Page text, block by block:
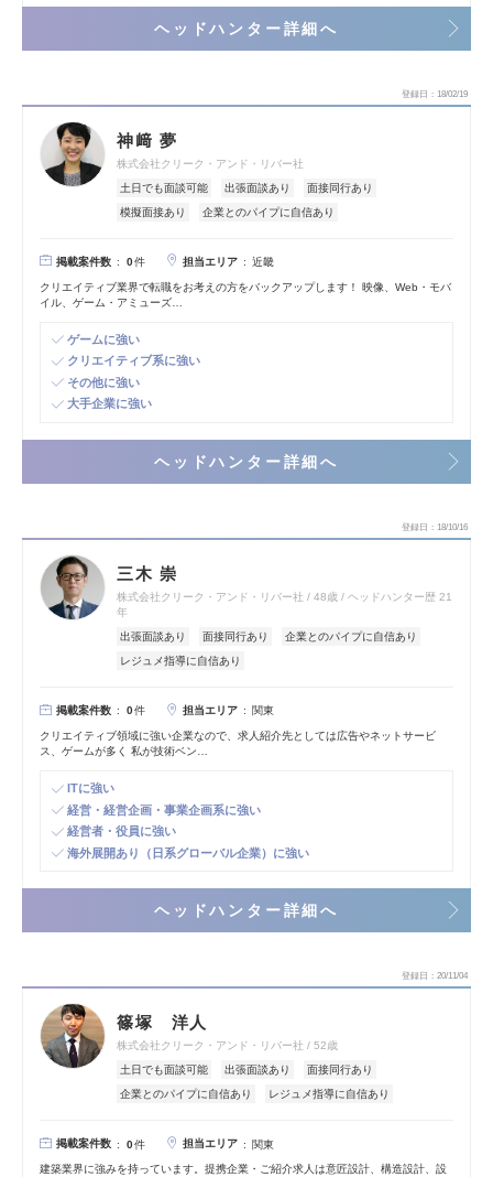
ヘッドハンター詳細へ
登録日 18/02/19
神﨑 夢
株式会社クリーク・アンド・リバー社
土日でも面談可能
出張面談あり
面接同行あり
模擬面接あり
企業とのパイプに自信あり
掲載案件数 0件 担当エリア 近畿
クリエイティブ業界で転職をお考えの方をバックアップします！ 映像、Web・モバ
イル、ゲーム・アミューズ…
ゲームに強い
クリエイティブ系に強い
その他に強い
大手企業に強い
ヘッドハンター詳細へ
登録日 18/10/16
三木 崇
株式会社クリーク・アンド・リバー社 48歳
ヘッドハンター歴 21
年
出張面談あり
面接同行あり
企業とのパイプに自信あり
レジュメ指導に自信あり
掲載案件数 0件 担当エリア 関東
クリエイティブ領域に強い企業なので、求人紹介先としては広告やネットサービ
ス、ゲームが多く 私が技術ベン…
ITに強い
経営・経営企画・事業企画系に強い
経営者・役員に強い
海外展開あり（日系グローバル企業）に強い
ヘッドハンター詳細へ
登録日 20/11/04
篠塚 洋人
株式会社クリーク・アンド・リバー社
52歳
土日でも面談可能
出張面談あり
面接同行あり
企業とのパイプに自信あり
レジュメ指導に自信あり
掲載案件数 0件 担当エリア 関東
建築業界に強みを持っています。提携企業・ご紹介求人は意匠設計、構造設計、設